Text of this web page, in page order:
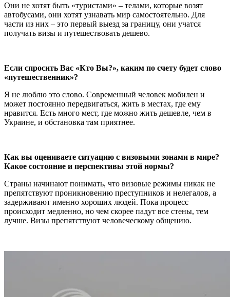
Они не хотят быть «туристами» – телами, которые возят
автобусами, они хотят узнавать мир самостоятельно. Для
части из них – это первый выезд за границу, они учатся
получать визы и путешествовать дешево.
Если спросить Вас «Кто Вы?», каким по счету будет слово
«путешественник»?
Я не люблю это слово. Современный человек мобилен и
может постоянно передвигаться, жить в местах, где ему
нравится. Есть много мест, где можно жить дешевле, чем в
Украине, и обстановка там приятнее.
Как вы оцениваете ситуацию с визовыми зонами в мире?
Какое состояние и перспективы этой нормы?
Страны начинают понимать, что визовые режимы никак не
препятствуют проникновению преступников и нелегалов, а
задерживают именно хороших людей. Пока процесс
происходит медленно, но чем скорее падут все стены, тем
лучше. Визы препятствуют человеческому общению.